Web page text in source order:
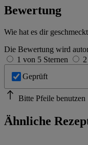
Bewertung
Wie hat es dir
Die Bewertung wird
1 von 5 Sternen
Geprüft
Bitte Pfeile benutzen
Ähnliche